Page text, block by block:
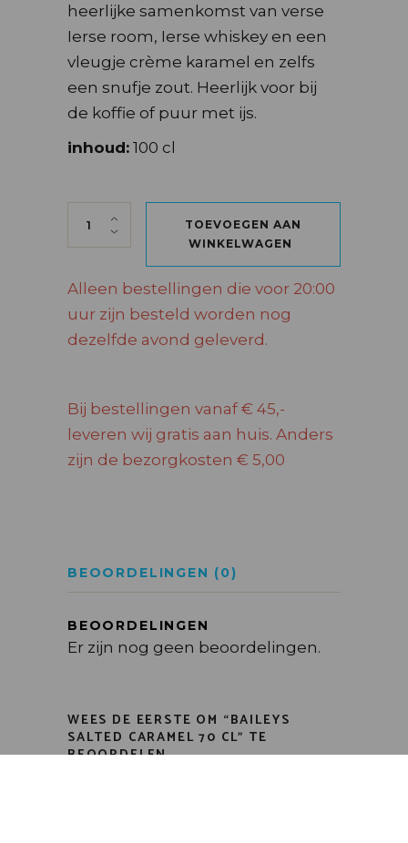
heerlijke samenkomst van verse
Ierse room, Ierse whiskey en een
vleugje crème karamel en zelfs
een snufje zout. Heerlijk voor bij
de koffie of puur met ijs.
inhoud: 100 cl
BAILEYS SALTED CARAMEL 70 CL quantity
TOEVOEGEN AAN
WINKELWAGEN
Alleen bestellingen die voor 20:00
uur zijn besteld worden nog
dezelfde avond geleverd.
Bij bestellingen vanaf € 45,-
leveren wij gratis aan huis. Anders
zijn de bezorgkosten € 5,00
BEOORDELINGEN (0)
BEOORDELINGEN
Er zijn nog geen beoordelingen.
WEES DE EERSTE OM “BAILEYS
SALTED CARAMEL 70 CL” TE
BEOORDELEN